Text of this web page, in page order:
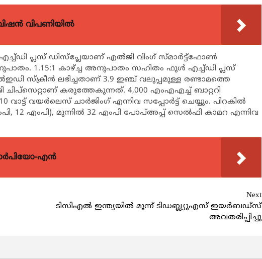
വിപണിയിൽ
പ്ലസ് ഡിസ്‌പ്ലേയാണ് എല്‍ജി വിംഗ് സ്മാര്‍ട്ട്‌ഫോണ്‍
1.15:1 കാഴ്ച്ച അനുപാതം സഹിതം ഫുള്‍ എച്ച്ഡി പ്ലസ്
സ്‌ക്രീന്‍ ലഭിച്ചതാണ് 3.9 ഇഞ്ച് വലുപ്പമുള്ള രണ്ടാമത്തെ
കരുത്തേകുന്നത്. 4,000 എംഎഎച്ച് ബാറ്ററി
വാട്ട് വയര്‍ലെസ് ചാര്‍ജിംഗ് എന്നിവ സപ്പോര്‍ട്ട് ചെയ്യും. പിറകില്‍
12 എംപി), മുന്നില്‍ 32 എംപി പോപ്അപ്പ് സെല്‍ഫി കാമറ എന്നിവ
എൻ
Next
ടിസിഎല്‍ ഇന്ത്യയില്‍ മൂന്ന് ടിഡബ്ല്യുഎസ് ഇയര്‍ബഡ്‌സ്
അവതരിപ്പിച്ചു